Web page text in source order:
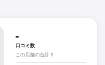
-
口コミ数
この店舗の合計 2